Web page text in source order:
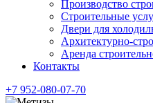
Производство
Строительные
Двери для
Архитектурно-
Аренда
Контакты
+7 952-080-07-70